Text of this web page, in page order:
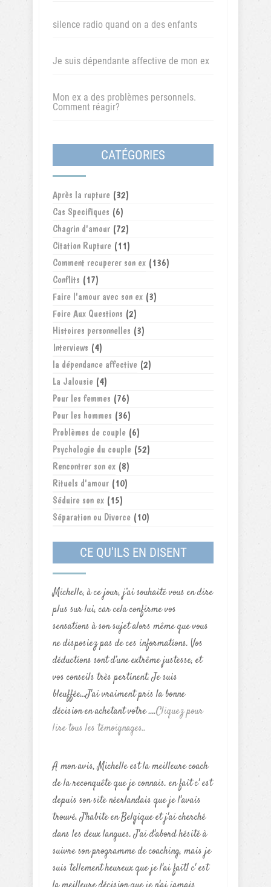
silence radio quand on a des enfants
Je suis dépendante affective de mon ex
Mon ex a des problèmes personnels.
Comment réagir?
CATÉGORIES
Après la rupture (32)
Cas Specifiques (6)
Chagrin d'amour (72)
Citation Rupture (11)
Comment recuperer son ex (136)
Conflits (17)
Faire l'amour avec son ex (3)
Foire Aux Questions (2)
Histoires personnelles (3)
Interviews (4)
la dépendance affective (2)
La Jalousie (4)
Pour les femmes (76)
Pour les hommes (36)
Problèmes de couple (6)
Psychologie du couple (52)
Rencontrer son ex (8)
Rituels d'amour (10)
Séduire son ex (15)
Séparation ou Divorce (10)
CE QU'ILS EN DISENT
Michelle, à ce jour, j’ai souhaité vous en dire
plus sur lui, car cela confirme vos
sensations à son sujet alors même que vous
ne disposiez pas de ces informations. Vos
déductions sont d’une extrême justesse, et
vos conseils très pertinent. Je suis
bleuffée...J'ai vraiment pris la bonne
décision en achetant votre ....Cliquez pour
lire tous les témoignages..
A mon avis, Michelle est la meilleure coach
de la reconquête que je connais. en fait c' est
depuis son site néerlandais que je l'avais
trouvé. J'habite en Belgique et j'ai cherché
dans les deux langues. J'ai d'abord hésité à
suivre son programme de coaching, mais je
suis tellement heureux que je l'ai fait! c' est